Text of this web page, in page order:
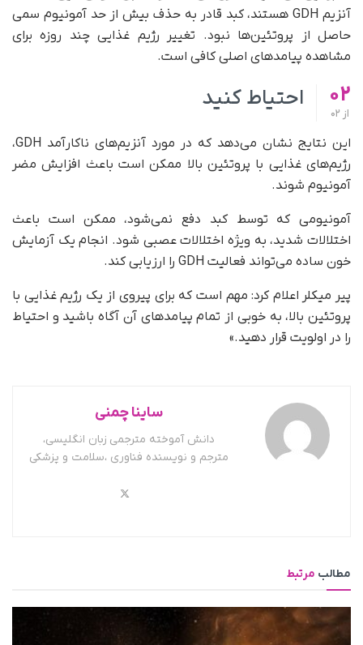
آنزیم GDH هستند، کبد قادر به حذف بیش از حد آمونیوم سمی
حاصل از پروتئین‌ها نبود. تغییر رژیم غذایی چند روزه برای
مشاهده پیامدهای اصلی کافی است.
02
از02
احتیاط کنید
این نتایج نشان می‌دهد که در مورد آنزیم‌های ناکارآمد GDH،
رژیم‌های غذایی با پروتئین بالا ممکن است باعث افزایش مضر
آمونیوم شوند.
آمونیومی که توسط کبد دفع نمی‌شود، ممکن است باعث
اختلالات شدید، به ویژه اختلالات عصبی شود. انجام یک آزمایش
خون ساده می‌تواند فعالیت GDH را ارزیابی کند.
پیر میکلر اعلام کرد: مهم است که برای پیروی از یک رژیم غذایی با
پروتئین بالا، به خوبی از تمام پیامدهای آن آگاه باشید و احتیاط
را در اولویت قرار دهید.»
ساینا چمنی
دانش آموخته مترجمی زبان انگلیسی،
مترجم و نویسنده فناوری ،سلامت و پزشکی
مطالبمرتبط